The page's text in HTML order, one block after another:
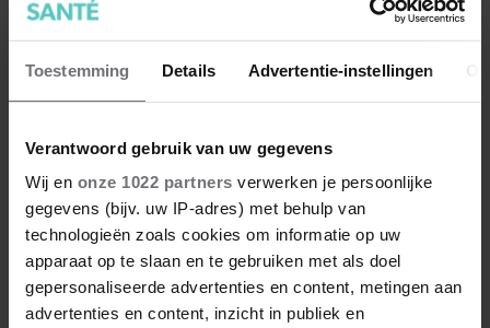
Toestemming Details Advertentie-instellingen
Verantwoord gebruik van uw gegevens
Wij en onze 1022 partners verwerken je persoonlijke
gegevens (bijv. uw IP-adres) met behulp van
technologieën zoals cookies om informatie op uw
apparaat op te slaan en te gebruiken met als doel
gepersonaliseerde advertenties en content, metingen aan
advertenties en content, inzicht in publiek en